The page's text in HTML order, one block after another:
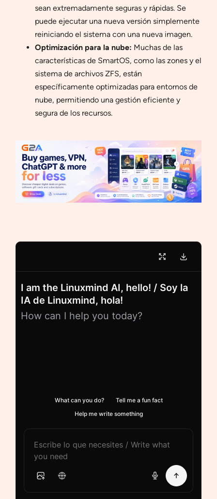
sean extremadamente seguras y rápidas. Se
puede ejecutar una nueva versión simplemente
reiniciando el sistema con una nueva imagen.
Optimización para la nube: Muchas de las
características de SmartOS, como las zones y el
sistema de archivos ZFS, están
específicamente optimizadas para entornos de
nube, permitiendo una gestión eficiente y
segura de los recursos.
I am the Linuxmind AI, hello! / Soy la
IA de Linuxmind, hola!
How can I help you today?
What can you do?
Tell me a fun fact
Help me write something